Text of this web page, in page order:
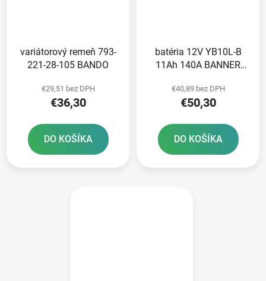
variátorový remeň 793-
221-28-105 BANDO
€29,51 bez DPH
€36,30
DO KOŠÍKA
batéria 12V YB10L-B
11Ah 140A BANNER
€40,89 bez DPH
€50,30
DO KOŠÍKA